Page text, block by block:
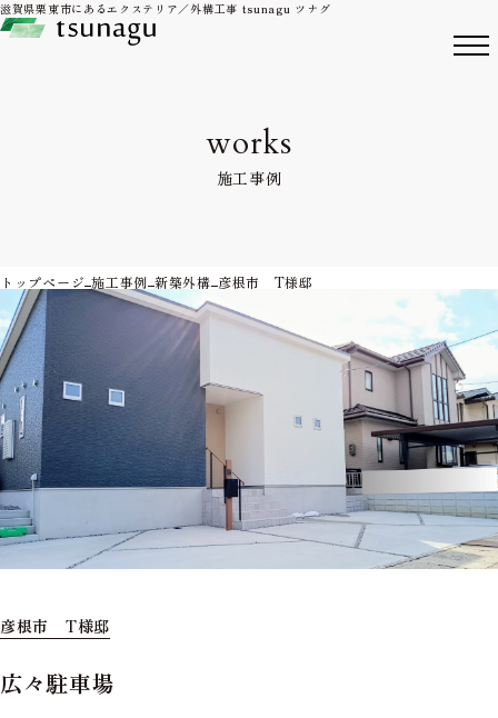
滋賀県栗東市にあるエクステリア／外構工事 tsunagu ツナグ
メ
products
company
contact
works
施工事例
トップページ 施工事例 新築外構 彦根市 T様邸
彦根市 T様邸
広々駐車場